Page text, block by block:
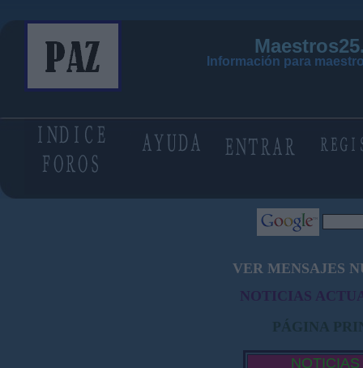
Información para
VER MENSAJES
NOTICIAS
PÁGINA
NOTICIAS